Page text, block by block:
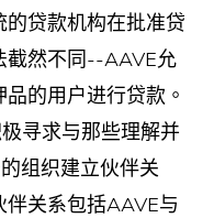
贷款机构在批准贷
截然不同--AAVE允
的用户进行贷款。
寻求与那些理解并
组织建立伙伴关
关系包括AAVE与